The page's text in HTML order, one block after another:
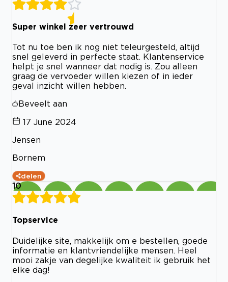
Super winkel zeer vertrouwd
Tot nu toe ben ik nog niet teleurgesteld, altijd
snel geleverd in perfecte staat. Klantenservice
helpt je snel wanneer dat nodig is. Zou alleen
graag de vervoeder willen kiezen of in ieder
geval inzicht willen hebben.
Beveelt aan
17 June 2024
Jensen
Bornem
delen
10
Topservice
Duidelijke site, makkelijk om e bestellen, goede
informatie en klantvriendelijke mensen. Heel
mooi zakje van degelijke kwaliteit ik gebruik het
elke dag!